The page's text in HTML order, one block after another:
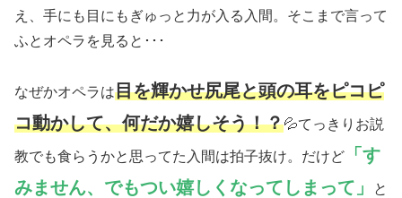
え、手にも目にもぎゅっと力が入る入間。そこまで言って
ふとオペラを見ると･･･
なぜかオペラは目を輝かせ尻尾と頭の耳をピコピ
コ動かして、何だか嬉しそう！？💦てっきりお説
教でも食らうかと思ってた入間は拍子抜け。だけど
「す
みません、でもつい嬉しくなってしまって」
と